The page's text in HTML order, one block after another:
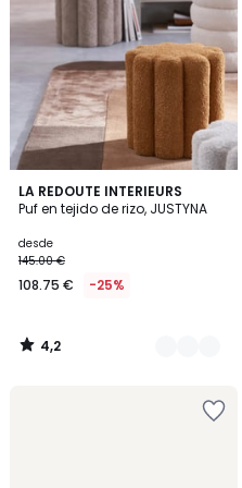
LA REDOUTE INTERIEURS
Puf en tejido de rizo, JUSTYNA
desde
145.00 €
108.75 € -25%
4,2
/ 5
2
Colores
4,2
/